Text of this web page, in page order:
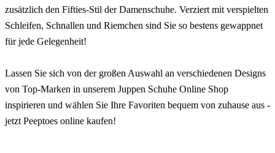
zusätzlich den Fifties-Stil der Damenschuhe. Verziert mit verspielten
Schleifen, Schnallen und Riemchen sind Sie so bestens gewappnet
für jede Gelegenheit!
Lassen Sie sich von der großen Auswahl an verschiedenen Designs
von Top-Marken in unserem Juppen Schuhe Online Shop
inspirieren und wählen Sie Ihre Favoriten bequem von zuhause aus -
jetzt Peeptoes online kaufen!